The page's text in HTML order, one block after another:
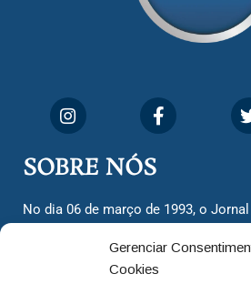
Gerenciar
Cookies
SOBRE NÓS
No dia 06 de março de 1993, o
cidadãos valinhenses, já que
dois jornais. Há mais de 30 anos, o